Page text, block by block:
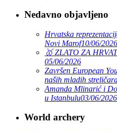
Nedavno objavljeno
Hrvatska
Novi Marof10/06/2026
🥇 ZLATO ZA
05/06/2026
Završen European
naših mladih
Amanda Mlinarić i
u Istanbulu03/06/2026
World archery